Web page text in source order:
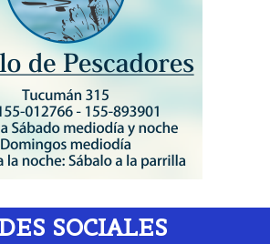
SOCIALES